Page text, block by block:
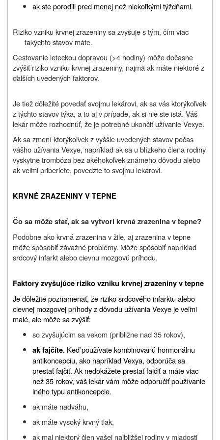
ak ste porodili pred menej než niekoľkými týždňami.
Riziko vzniku krvnej zrazeniny sa zvyšuje s tým, čím viac
takýchto stavov máte.
Cestovanie leteckou dopravou (>4 hodiny) môže dočasne
zvýšiť riziko vzniku krvnej zrazeniny, najmä ak máte niektoré z
ďalších uvedených faktorov.
Je tiež dôležité povedať svojmu lekárovi, ak sa vás ktorýkoľvek
z týchto stavov týka, a to aj v prípade, ak si nie ste istá. Váš
lekár môže rozhodnúť, že je potrebné ukončiť užívanie Vexye.
Ak sa zmení ktorýkoľvek z vyššie uvedených stavov počas
vášho užívania Vexye, napríklad ak sa u blízkeho člena rodiny
vyskytne trombóza bez akéhokoľvek známeho dôvodu alebo
ak veľmi priberiete, povedzte to svojmu lekárovi.
KRVNÉ ZRAZENINY V TEPNE
Čo sa môže stať, ak sa vytvorí krvná zrazenina v tepne?
Podobne ako krvná zrazenina v žile, aj zrazenina v tepne
môže spôsobiť závažné problémy. Môže spôsobiť napríklad
srdcový infarkt alebo cievnu mozgovú príhodu.
Faktory zvyšujúce riziko vzniku krvnej zrazeniny v tepne
Je dôležité poznamenať, že riziko srdcového infarktu alebo
cievnej mozgovej príhody z dôvodu užívania Vexye je veľmi
malé, ale môže sa zvýšiť:
so zvyšujúcim sa vekom (približne nad 35 rokov),
ak fajčíte. Keď používate kombinovanú hormonálnu
antikoncepciu, ako napríklad Vexya, odporúča sa
prestať fajčiť. Ak nedokážete prestať fajčiť a máte viac
než 35 rokov, váš lekár vám môže odporučiť používanie
iného typu antikoncepcie.
ak máte nadváhu,
ak máte vysoký krvný tlak,
ak mal niektorý člen vašej najbližšej rodiny v mladosti